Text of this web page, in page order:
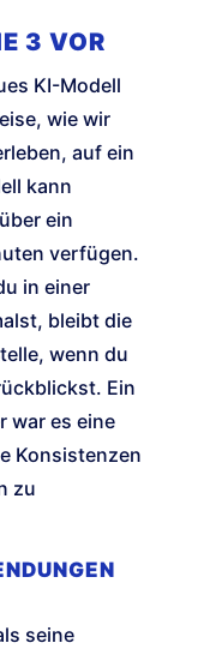
3 VOR
KI-Modell
wie wir
auf ein
kann
ein
verfügen.
in einer
bleibt die
wenn du
Ein
war es eine
Konsistenzen
zu
seine